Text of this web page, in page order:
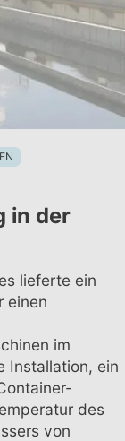
in der
lieferte ein
einen
im
Installation, ein
des
von